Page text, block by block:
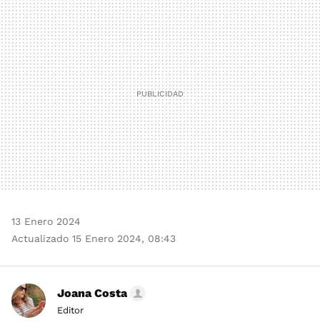
MAIL
13 Enero 2024
Actualizado 15 Enero 2024, 08:43
Joana Costa
Editor